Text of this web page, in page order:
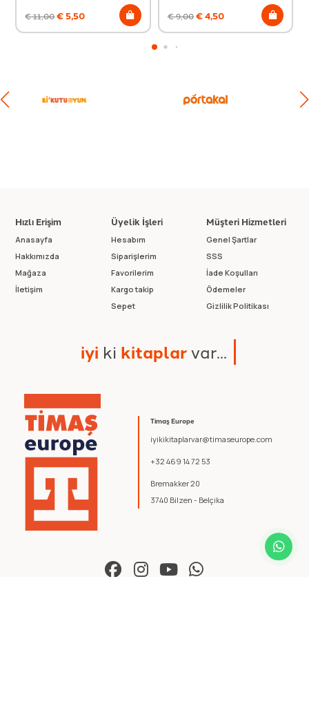
€11,00€ 5,50 €9,00€4,50
Timaş Europe
iyikikitaplarvar@timaseurope.com
+32 469 14 72 53
Bremakker 20
3740 Bilzen - Belçika
Hızlı Erişim
Anasayfa
Hakkımızda
Mağaza
İletişim
Üyelik İşleri
Hesabım
Siparişlerim
Favorilerim
Kargo takip
Sepet
Müşteri Hizmetleri
Genel Şartlar
SSS
İade Koşulları
Ödemeler
Gizlilik Politikası
iyi ki kitaplarvar...